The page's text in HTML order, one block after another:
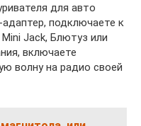
для авто
подключаете к
Jack, Блютуз или
включаете
волну на радио своей